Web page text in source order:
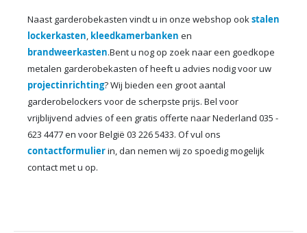
Naast garderobekasten vindt u in onze webshop ookstalen
lockerkasten, kleedkamerbanken en
brandweerkasten.Bent u nog op zoek naar een goedkope
metalen garderobekasten of heeft u advies nodig voor uw
projectinrichting? Wij bieden een groot aantal
garderobelockers voor de scherpste prijs. Bel voor
vrijblijvend advies of een gratis offerte naar Nederland 035 -
623 4477 en voor België 03 226 5433. Of vul ons
contactformulierin, dan nemen wij zo spoedig mogelijk
contact met u op.